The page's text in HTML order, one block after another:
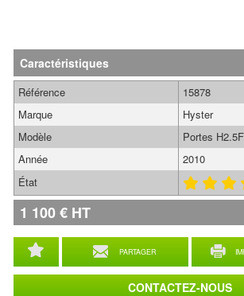
Caractéristiques
PARTAGER
Référence
15878
Marque
Hyster
Modèle
Portes
Année
2010
État
1 100€ HT
CONTACTEZ-NOUS